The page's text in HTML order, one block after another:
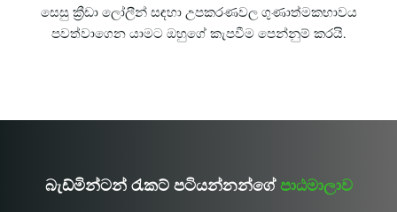
සෙසු ක්‍රීඩා ලෝලීන් සඳහා උපකරණවල ගුණාත්මකභාවය
පවත්වාගෙන යාමට ඔහුගේ කැපවීම පෙන්නුම් කරයි.
බැඩ්මින්ටන් රැකට් පටියන්නන්ගේ පාඨමාලාව